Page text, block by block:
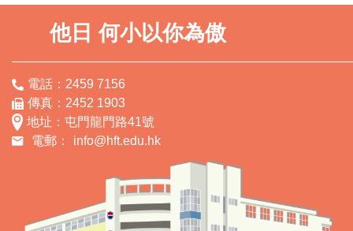
他日 何小以你為傲
電話：2459 7156
傳真：2452 1903
地址：屯門龍門路41號
電郵：
info@hft.edu.hk